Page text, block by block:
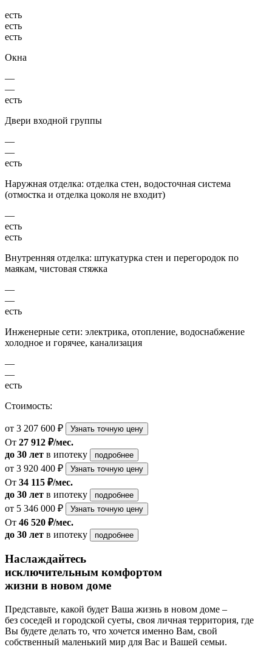
есть
есть
есть
Окна
—
—
есть
Двери входной группы
—
—
есть
Наружная отделка: отделка стен, водосточная система
(отмостка и отделка цоколя не входит)
—
есть
есть
Внутренняя отделка: штукатурка стен и перегородок по
маякам, чистовая стяжка
—
—
есть
Инженерные сети: электрика, отопление, водоснабжение
холодное и горячее, канализация
—
—
есть
Стоимость:
от 3 207 600 ₽ Узнать точную цену
От 27 912 ₽/мес.
до 30 лет в ипотеку подробнее
от 3 920 400 ₽ Узнать точную цену
От 34 115 ₽/мес.
до 30 лет в ипотеку подробнее
от 5 346 000 ₽ Узнать точную цену
От 46 520 ₽/мес.
до 30 лет в ипотеку подробнее
Наслаждайтесь
исключительным комфортом
жизни в новом доме
Представьте, какой будет Ваша жизнь в новом доме –
без соседей и городской суеты, своя личная территория, где
Вы будете делать то, что хочется именно Вам, свой
собственный маленький мир для Вас и Вашей семьи.